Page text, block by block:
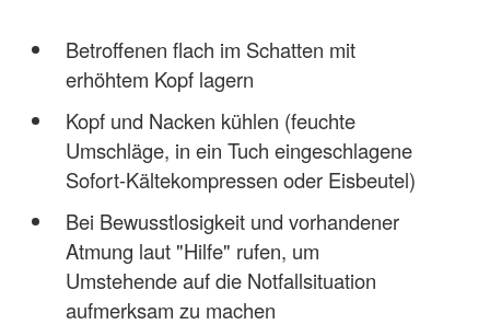
Betroffenen flach im Schatten mit
erhöhtem Kopf lagern
Kopf und Nacken kühlen (feuchte
Umschläge, in ein Tuch eingeschlagene
Sofort-Kältekompressen oder Eisbeutel)
Bei Bewusstlosigkeit und vorhandener
Atmung laut "Hilfe" rufen, um
Umstehende auf die Notfallsituation
aufmerksam zu machen